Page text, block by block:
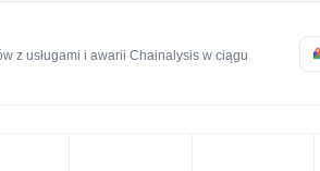
z usługami i awarii Chainalysis w ciągu